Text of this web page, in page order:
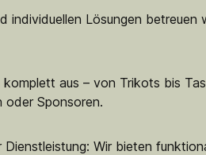
individuellen Lösungen betreuen
aus – von Trikots bis
oder Sponsoren.
Wir bieten